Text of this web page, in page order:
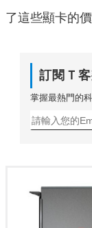
了這些顯卡的
訂閱Ｔ
掌握最熱門的